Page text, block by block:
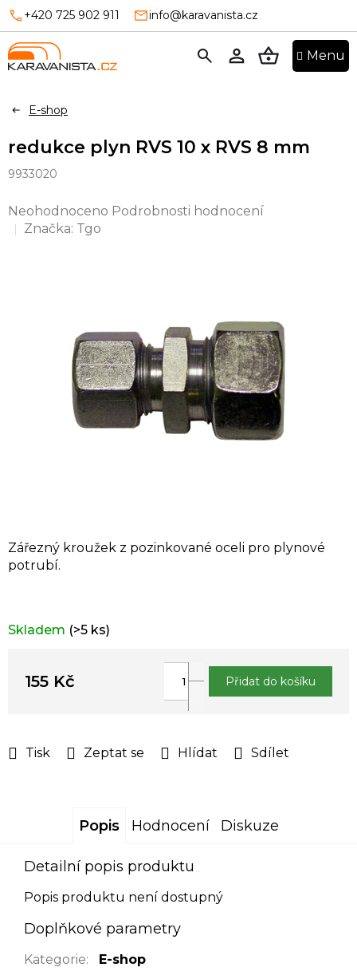
Přejít
obsah
+420 725 902 911 info@karavanista.cz
E-shop
redukce plyn RVS 10 x RVS 8 mm
9933020
Průměrné
hodnocení
Neohodnoceno Podrobnosti hodnocení
Značka: Tgo
Skladem (>5 ks)
Zářezný kroužek z pozinkované oceli pro plynové
potrubí.
Tisk Zeptat se Hlídat Sdílet
155 Kč Přidat do košíku
Popis Hodnocení Diskuze
Detailní popis produktu
Popis produktu není dostupný
Doplňkové parametry
Kategorie:
E-shop